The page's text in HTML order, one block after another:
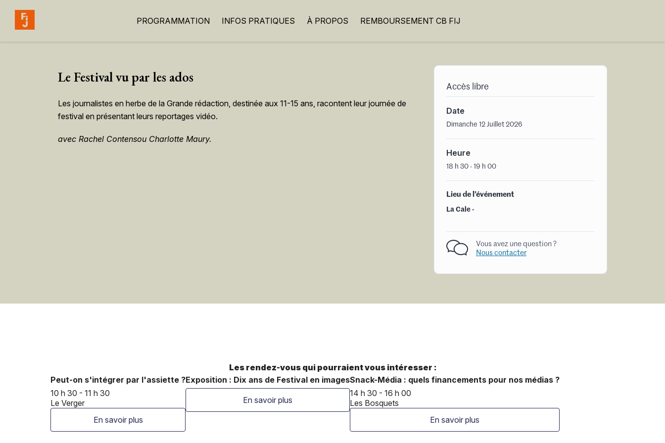
PROGRAMMATION INFOS PRATIQUES À PROPOS REMBOURSEMENT CB FIJ
Le Festival vu par les ados
Les journalistes en herbe de la Grande rédaction, destinée aux 11-15 ans, racontent leur journée de
festival en présentant leurs reportages vidéo.
avec Rachel Contensou Charlotte Maury.
Accès libre
Date
Dimanche 12 Juillet 2026
Heure
18 h 30 - 19 h 00
Lieu de l’événement
La Cale -
Vous avez une question ?
Nous contacter
Les rendez-vous qui pourraient vous intéresser :
Peut-on s'intégrer par l'assiette ?
10 h 30 - 11 h 30
Le Verger
En savoir plus
Exposition : Dix ans de Festival en images
En savoir plus
Snack-Média : quels financements pour nos médias ?
14 h 30 - 16 h 00
Les Bosquets
En savoir plus